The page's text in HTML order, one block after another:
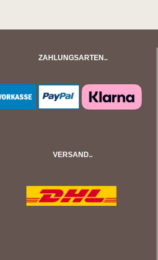
ZAHLUNGSARTEN..
VERSAND..